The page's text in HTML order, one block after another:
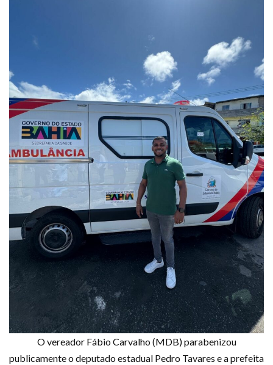
O vereador Fábio Carvalho (MDB) parabenizou
publicamente o deputado estadual Pedro Tavares e a prefeita